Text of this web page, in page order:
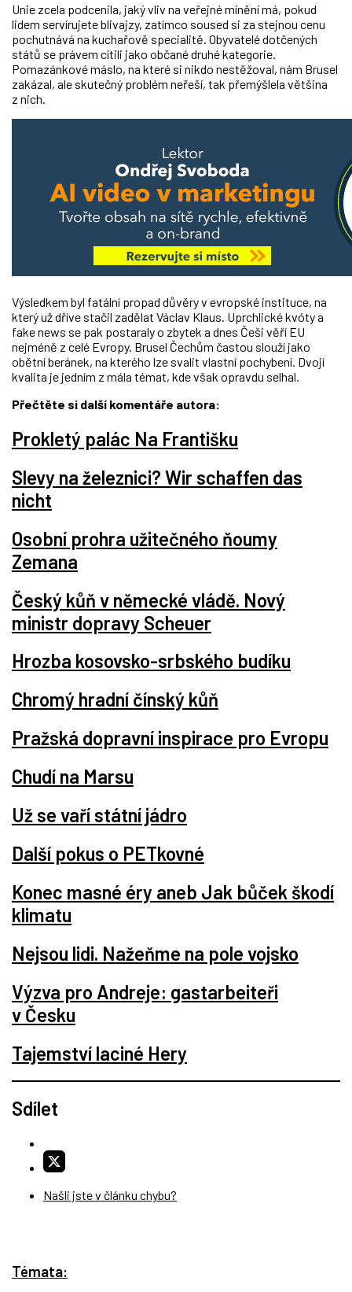
Unie zcela podcenila, jaký vliv na veřejné mínění má, pokud
lidem servírujete blivajzy, zatímco soused si za stejnou cenu
pochutnává na kuchařově specialitě. Obyvatelé dotčených
států se právem cítili jako občané druhé kategorie.
Pomazánkové máslo, na které si nikdo nestěžoval, nám Brusel
zakázal, ale skutečný problém neřeší, tak přemýšlela většina
z nich.
Výsledkem byl fatální propad důvěry v evropské instituce, na
který už dříve stačil zadělat Václav Klaus. Uprchlické kvóty a
fake news se pak postaraly o zbytek a dnes Češi věří EU
nejméně z celé Evropy. Brusel Čechům častou slouží jako
obětní beránek, na kterého lze svalit vlastní pochybení. Dvojí
kvalita je jedním z mála témat, kde však opravdu selhal.
Přečtěte si další komentáře autora:
Prokletý palác Na Františku
Slevy na železnici? Wir schaffen das
nicht
Osobní prohra užitečného ňoumy
Zemana
Český kůň v německé vládě. Nový
ministr dopravy Scheuer
Hrozba kosovsko-srbského budíku
Chromý hradní čínský kůň
Pražská dopravní inspirace pro Evropu
Chudí na Marsu
Už se vaří státní jádro
Další pokus o PETkovné
Konec masné éry aneb Jak bůček škodí
klimatu
Nejsou lidi. Nažeňme na pole vojsko
Výzva pro Andreje: gastarbeiteři
v Česku
Tajemství laciné Hery
Sdílet
Našli jste v článku chybu?
Témata: